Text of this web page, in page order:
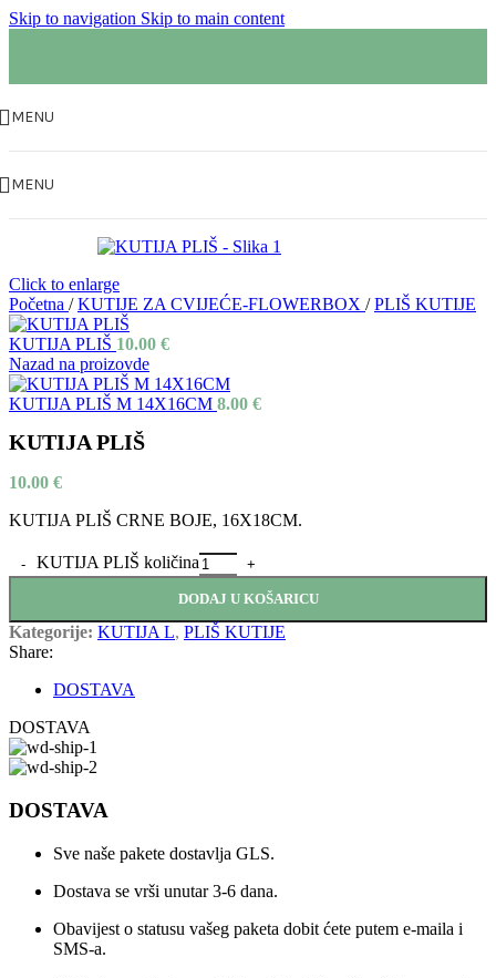
Skip to navigation Skip to main content
MENU
MENU
Click to enlarge
Početna / KUTIJE ZA CVIJEĆE-FLOWERBOX / PLIŠ KUTIJE
KUTIJA PLIŠ 10.00 €
Nazad na proizovde
KUTIJA PLIŠ M 14X16CM 8.00 €
KUTIJA PLIŠ
10.00 €
KUTIJA PLIŠ CRNE BOJE, 16X18CM.
KUTIJA PLIŠ količina
DODAJ U KOŠARICU
Kategorije: KUTIJA L, PLIŠ KUTIJE
Share:
DOSTAVA
DOSTAVA
DOSTAVA
Sve naše pakete dostavlja GLS.
Dostava se vrši unutar 3-6 dana.
Obavijest o statusu vašeg paketa dobit ćete putem e-maila i
SMS-a.